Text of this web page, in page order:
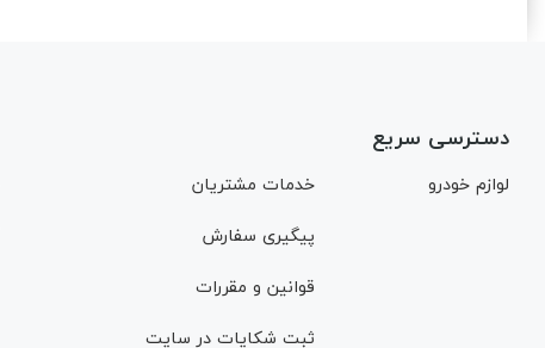
دسترسی سریع
لوازم خودرو خدمات مشتریان
پیگیری سفارش
قوانین و مقررات
ثبت شکایات در سایت